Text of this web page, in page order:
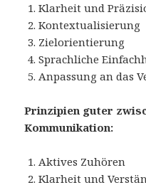
Klarheit und
Kontextualisierung
Zielorientierung
Sprachliche
Anpassung an das
Prinzipien guter
Kommunikation:
Aktives Zuhören
Klarheit und